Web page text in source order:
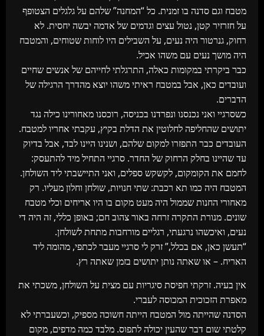
מטבח וגם סדנה בו זמנית. כל “המחנה” שלהם על גלגלים הצטופף
על חזרזיר קטן, נטול עצים וגדמים של אדמה יבשה יחסית. לא
רחוק, גנרטור היה נעים, על השבילים היו לוחות שטוחים, והמטבח
היה מושך נעים עם משהו אכיל.
כבר ביקרתי במקומות כאלה, התרגלתי לחייהם של אנשים שחיים
ועובדים כאן, אבל במטבח ראיתי משהו יוצא מהדרך הרגילה של
הדברים.
כשסרגיי ואני נכנסנו ונפרדנו בכניסה, רוכסנו מאחורינו כילה נגד
יתושים שהחליפה לחלוטין את הדלת בקיץ, עקבתי אחריו למטבח.
העובדים כבר התפזרו למקום שלהם, ושנינו היינו לבד, אבל בדיוק
עד שהיינו בחלק הרחוק של החדר. סרגיי התחיל מיד להתעסק:
לחמם את הקומקום, לקשקש ספלים, ואני התיישבתי ליד השולחן.
המטבח היה כמו תא רכבת: שתי חנויות, שולחן וחלון מעליו. רק
מאחורי החנות שממול היה מעט מקום בו היו אריחים וכלי מטבח
שונים. מנורת התקרה זרחה באור צהוב חם; באופן כללי, זה היה די
נעים, ואיכשהו נרגעתי, רגליים מורחבות מתחת לשולחן.
“תעשן כאן, אם בכלל,” זרק לי סרגיי מעבר לכתפי, מהומה ליד
האריח. – או שאתה נותן יתושים בזמן שאתה רץ.
אין בעיה. זרקתי חפיסת סיגריות עם מצית על השולחן, משכתי את
מאפרת הזכוכית המכוסה לעברי.
הסדנה שהייתה מול המטבח הייתה חשוכה מספיק, וכשעברתי לא
קלטתי שום דבר שהעין יכולה לתפוס. מלבד כמה מדפים, מקום